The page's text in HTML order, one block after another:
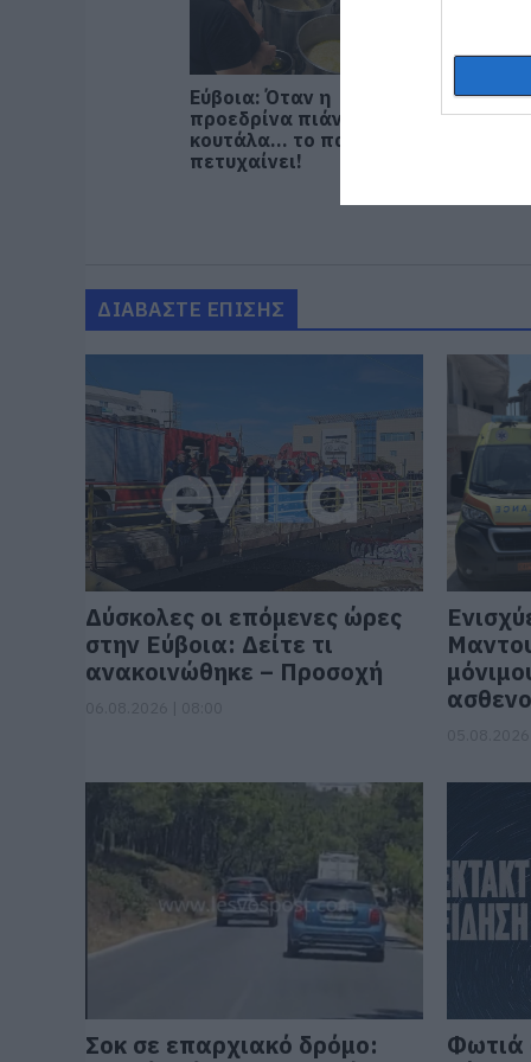
Εύβοια: Όταν η
προεδρίνα πιάνει την
κουτάλα… το πανηγύρι
πετυχαίνει!
Τα Νέα
ΔΙΑΒΑΣΤΕ ΕΠΙΣΗΣ
Δύσκολες οι επόμενες ώρες
στην Εύβοια: Δείτε τι
ανακοινώθηκε – Προσοχή
Σοκ σε επαρχιακό δρόμο:
Φωτιά